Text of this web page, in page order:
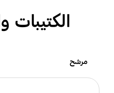
الكتيبات
مرشح